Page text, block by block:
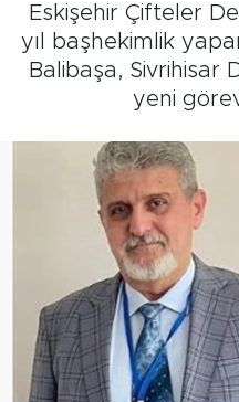
Eskişehir Çifteler
yıl başhekimlik
Balibaşa, Sivrihisar
yeni